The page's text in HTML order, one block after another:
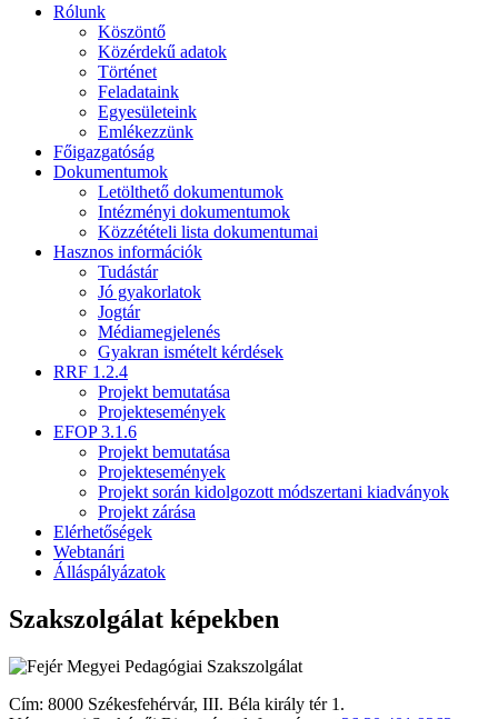
Rólunk
Köszöntő
Közérdekű adatok
Történet
Feladataink
Egyesületeink
Emlékezzünk
Főigazgatóság
Dokumentumok
Letölthető dokumentumok
Intézményi dokumentumok
Közzétételi lista dokumentumai
Hasznos információk
Tudástár
Jó gyakorlatok
Jogtár
Médiamegjelenés
Gyakran ismételt kérdések
RRF 1.2.4
Projekt bemutatása
Projektesemények
EFOP 3.1.6
Projekt bemutatása
Projektesemények
Projekt során kidolgozott módszertani kiadványok
Projekt zárása
Elérhetőségek
Webtanári
Álláspályázatok
Szakszolgálat képekben
Cím: 8000 Székesfehérvár, III. Béla király tér 1.